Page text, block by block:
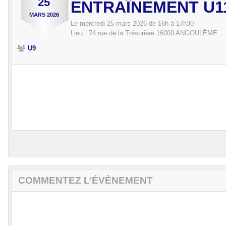
MARS 2026 ENTRAÎNEMENT
Le mercredi 25 mars 2026 de 16h à 17h30
Lieu : 74 rue de la Trésorière 16000 ANGOULÊME
U9
COMMENTEZ L’ÉVÈNEMENT